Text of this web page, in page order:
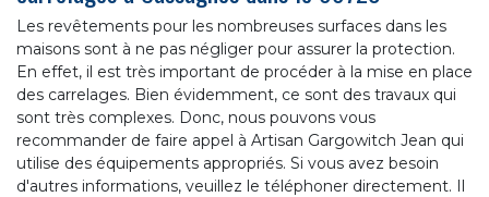
Les revêtements pour les nombreuses surfaces dans les
maisons sont à ne pas négliger pour assurer la protection.
En effet, il est très important de procéder à la mise en place
des carrelages. Bien évidemment, ce sont des travaux qui
sont très complexes. Donc, nous pouvons vous
recommander de faire appel à Artisan Gargowitch Jean qui
utilise des équipements appropriés. Si vous avez besoin
d'autres informations, veuillez le téléphoner directement. Il